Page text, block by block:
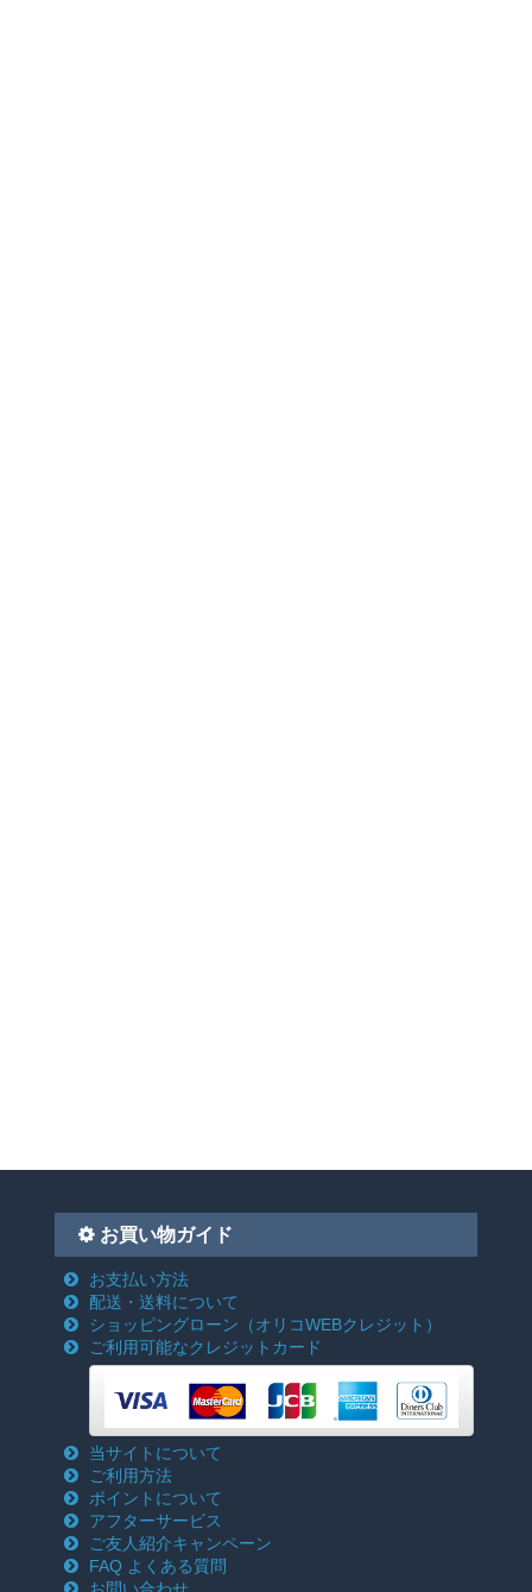
お買い物ガイド
お支払い方法
配送・送料について
ショッピングローン （オリコWEBクレジット）
ご利用可能なクレジットカード
当サイトについて
ご利用方法
ポイントについて
アフターサービス
ご友人紹介キャンペーン
FAQ よくある質問